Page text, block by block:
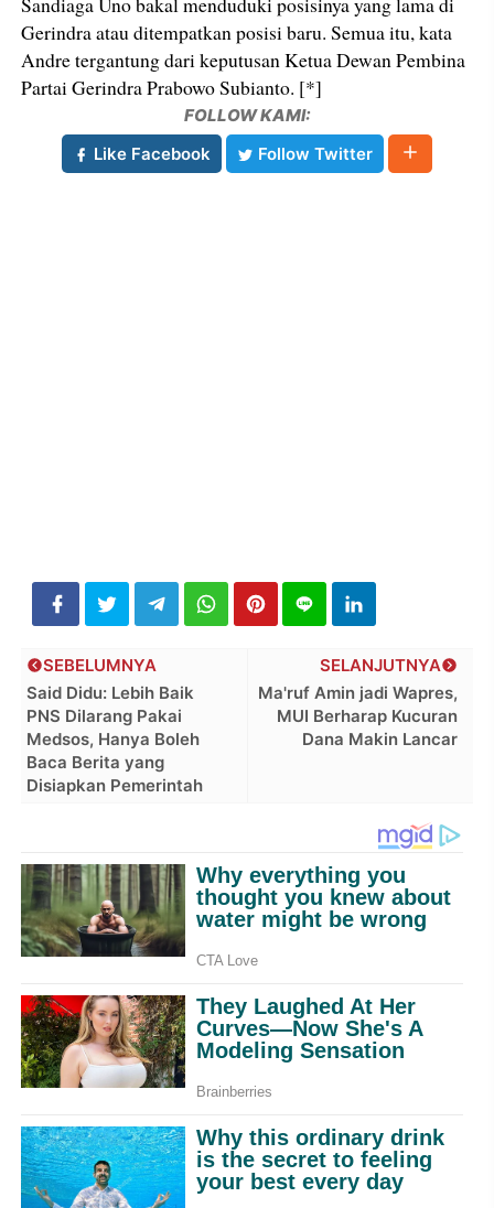
Gerindra atau ditempatkan posisi baru. Semua itu, kata
Andre tergantung dari keputusan Ketua Dewan Pembina
Partai Gerindra Prabowo Subianto. [*]
FOLLOW KAMI:
Like Facebook
Follow Twitter
SELANJUTNYA
Ma'ruf Amin jadi Wapres,
MUI Berharap Kucuran
Dana Makin Lancar
SEBELUMNYA
Said Didu: Lebih Baik
PNS Dilarang Pakai
Medsos, Hanya Boleh
Baca Berita yang
Disiapkan Pemerintah